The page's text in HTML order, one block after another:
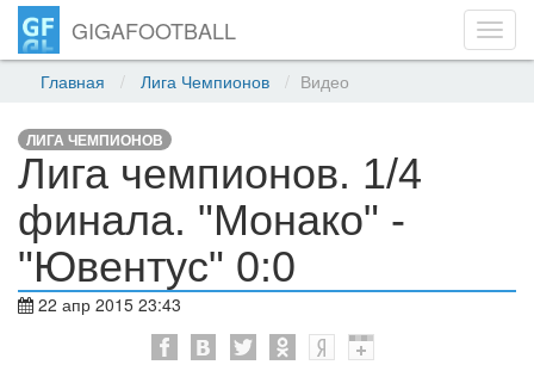
GIGAFOOTBALL
Главная Лига Чемпионов Видео
ЛИГА ЧЕМПИОНОВ
Лига чемпионов. 1/4
финала. "Монако" -
"Ювентус" 0:0
22 апр 2015 23:43